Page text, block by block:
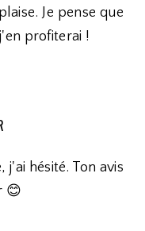
Je pense que
profiterai !
j'ai hésité. Ton avis
😊